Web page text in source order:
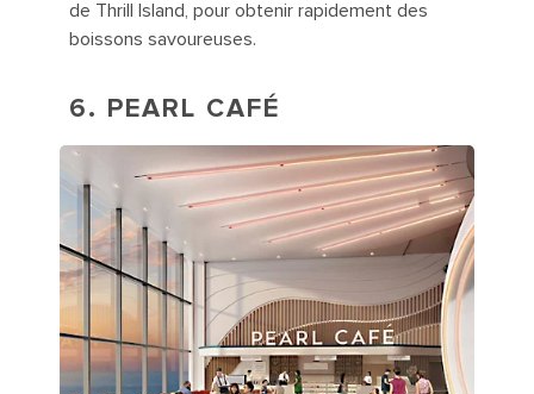
de Thrill Island, pour obtenir rapidement des
boissons savoureuses.
6. PEARL CAFÉ